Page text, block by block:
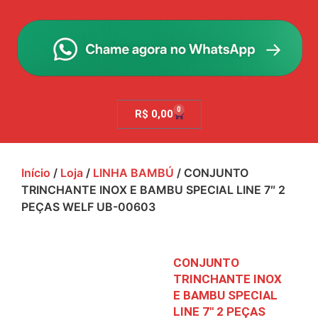
R$ 0,00 0
Início / Loja / LINHA BAMBÚ / CONJUNTO
TRINCHANTE INOX E BAMBU SPECIAL LINE 7″ 2
PEÇAS WELF UB-00603
CONJUNTO
TRINCHANTE INOX
E BAMBU SPECIAL
LINE 7″ 2 PEÇAS